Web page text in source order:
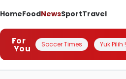
HomeFoodNewsSportTravel
For
You Soccer Times Yuk Pilih !